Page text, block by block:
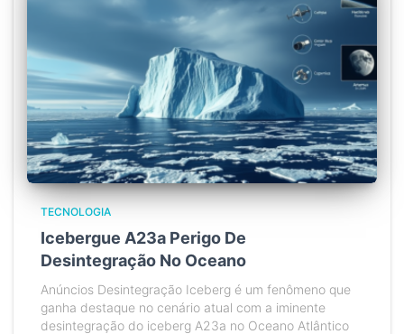
TECNOLOGIA
Icebergue A23a Perigo De
Desintegração No Oceano
Anúncios Desintegração Iceberg é um fenômeno que
ganha destaque no cenário atual com a iminente
desintegração do iceberg A23a no Oceano Atlântico